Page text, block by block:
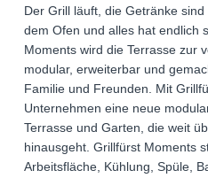
Der Grill läuft, die Getränke
dem Ofen und alles hat endlich
Moments wird die Terrasse zur
modular, erweiterbar und
Familie und Freunden. Mit
Unternehmen eine neue
Terrasse und Garten, die weit
hinausgeht. Grillfürst Moments
Arbeitsfläche, Kühlung, Spüle,